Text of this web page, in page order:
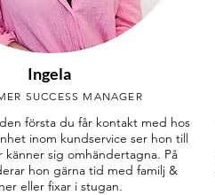
Ingela
SUCCESS MANAGER
första du får kontakt med hos
inom kundservice ser hon till
känner sig omhändertagna. På
hon gärna tid med familj &
eller fixar i stugan.